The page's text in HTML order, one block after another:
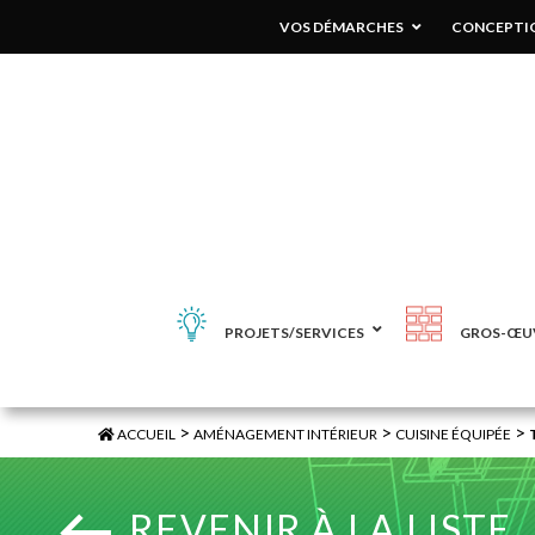
VOS DÉMARCHES
PROJETS/SERVICES GROS-
ACCUEIL >AMÉNAGEMENT INTÉRIEUR >CUISINE ÉQUIPÉE >